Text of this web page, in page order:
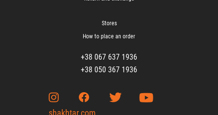
Stores
How to place an order
+38 067 637 1936
+38 050 367 1936
shakhtar.com